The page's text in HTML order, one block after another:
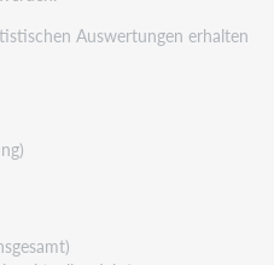
Auswertungen erhalten